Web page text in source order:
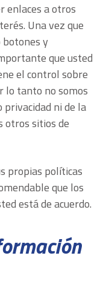
enlaces a otros
Una vez que
botones y
que usted
el control sobre
lo tanto no somos
ni de la
otros sitios de
propias políticas
que los
está de acuerdo.